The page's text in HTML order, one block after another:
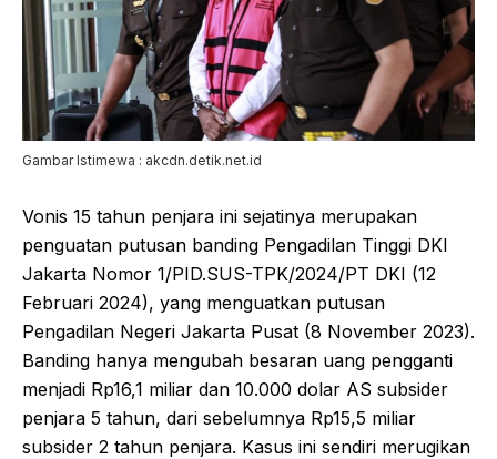
Gambar Istimewa : akcdn.detik.net.id
Vonis 15 tahun penjara ini sejatinya merupakan
penguatan putusan banding Pengadilan Tinggi DKI
Jakarta Nomor 1/PID.SUS-TPK/2024/PT DKI (12
Februari 2024), yang menguatkan putusan
Pengadilan Negeri Jakarta Pusat (8 November 2023).
Banding hanya mengubah besaran uang pengganti
menjadi Rp16,1 miliar dan 10.000 dolar AS subsider
penjara 5 tahun, dari sebelumnya Rp15,5 miliar
subsider 2 tahun penjara. Kasus ini sendiri merugikan